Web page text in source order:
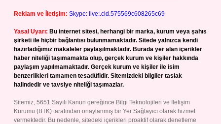
Reklam ve İletişim: Skype: live:.cid.575569c608265c69
Yasal Uyarı: Bu internet sitesi, herhangi bir marka, kurum veya şahıs
şirketi ile hiçbir bağlantısı bulunmamaktadır. Sitede yalnızca kendi
hazırladığımız makaleler paylaşılmaktadır. Burada yer alan içerikler
haber niteliği taşımamakta olup, gerçek kurum ve kişiler hakkında
paylaşım yapılmamaktadır. Gerçek kurum ve kişiler ile isim
benzerlikleri tamamen tesadüfidir. Sitemizdeki bilgiler taslak
halindedir ve tavsiye niteliği taşımazlar.
Sitemiz, 5651 Sayılı Kanun gereğince Bilgi Teknolojileri ve İletişim
Kurumu (BTK) tarafından onaylanmış bir Yer Sağlayıcı olarak hizmet
vermektedir. Bu nedenle, sitedeki içerikleri proaktif olarak denetleme